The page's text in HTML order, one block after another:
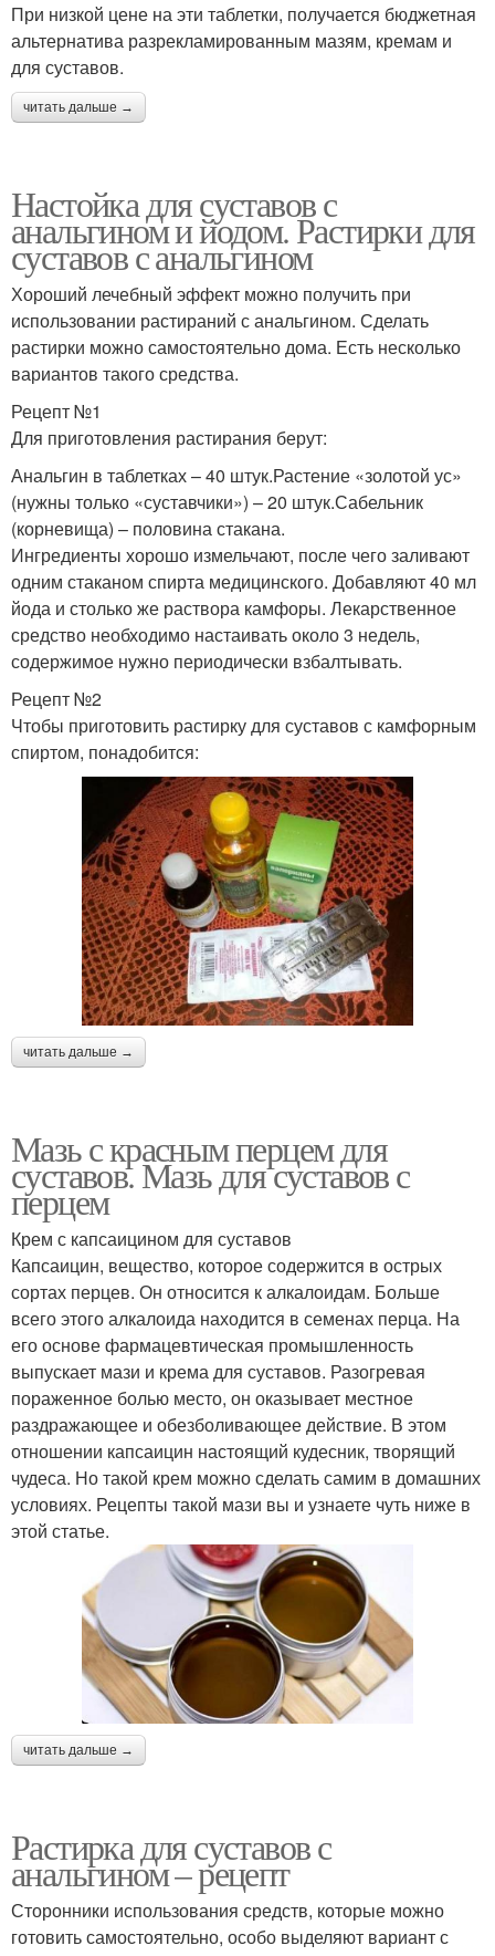
При низкой цене на эти таблетки, получается бюджетная
альтернатива разрекламированным мазям, кремам и
для суставов.
читать дальше →
Настойка для суставов с
анальгином и йодом. Растирки для
суставов с анальгином
Хороший лечебный эффект можно получить при
использовании растираний с анальгином. Сделать
растирки можно самостоятельно дома. Есть несколько
вариантов такого средства.
Рецепт №1
Для приготовления растирания берут:
Анальгин в таблетках – 40 штук.Растение «золотой ус»
(нужны только «суставчики») – 20 штук.Сабельник
(корневища) – половина стакана.
Ингредиенты хорошо измельчают, после чего заливают
одним стаканом спирта медицинского. Добавляют 40 мл
йода и столько же раствора камфоры. Лекарственное
средство необходимо настаивать около 3 недель,
содержимое нужно периодически взбалтывать.
Рецепт №2
Чтобы приготовить растирку для суставов с камфорным
спиртом, понадобится:
читать дальше →
Мазь с красным перцем для
суставов. Мазь для суставов с
перцем
Крем с капсаицином для суставов
Капсаицин, вещество, которое содержится в острых
сортах перцев. Он относится к алкалоидам. Больше
всего этого алкалоида находится в семенах перца. На
его основе фармацевтическая промышленность
выпускает мази и крема для суставов. Разогревая
пораженное болью место, он оказывает местное
раздражающее и обезболивающее действие. В этом
отношении капсаицин настоящий кудесник, творящий
чудеса. Но такой крем можно сделать самим в домашних
условиях. Рецепты такой мази вы и узнаете чуть ниже в
этой статье.
читать дальше →
Растирка для суставов с
анальгином – рецепт
Сторонники использования средств, которые можно
готовить самостоятельно, особо выделяют вариант с